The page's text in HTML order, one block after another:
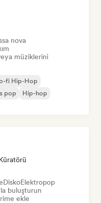
nova
müziklerini
fi Hip-Hop
pop
Hip-hop
DiskoElektropop
buluşturun
ekle